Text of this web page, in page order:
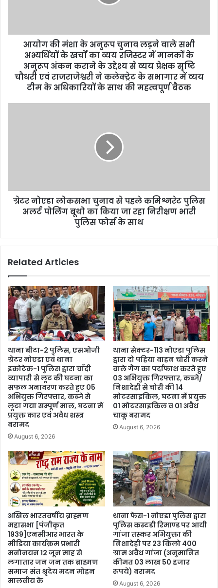
आयोग की मंशा के अनुरूप चुनाव लड़ने वाले सभी
अभ्यर्थियों के खर्चों का व्यय रजिस्टर में मानकों के
अनुरूप अंकन कराने के उद्देश्य से व्यय प्रेक्षक सृष्टि
चौधरी एवं राजराजेश्वरी ने कलेक्ट्रेट के सभागार में व्यय
टीम के अधिकारियों के साथ की महत्वपूर्ण बैठक
ग्रेटर नोएडा लोकसभा चुनाव से पहले कमिश्नरेट पुलिस
अलर्ट पोलिंग बूथो का किया जा रहा निरीक्षण भारी
पुलिस फोर्स के साथ
Related Articles
थाना बीटा-2 पुलिस, एसओजी
ग्रेटर नोएडा एवं थाना
इकोटेक-1 पुलिस द्वारा चाँदी
व्यापारी से लूट की घटना का
सफल अनावरण करते हुए 05
अभियुक्त गिरफ्तार, कब्जे से
लूटा गया सम्पूर्ण माल, घटना में
प्रयुक्त कार एवं अवैध शस्त्र
बरामद
August 6, 2026
थाना सेक्टर-113 नोएडा पुलिस
द्वारा दो पहिया वाहन चोरी करने
वाले गैंग का पर्दाफाश करते हुए
03 अभियुक्त गिरफ्तार, कब्जे/
निशादेही से चोरी की 14
मोटरसाइकिल, घटना में प्रयुक्त
01 मोटरसाइकिल व 01 अवैध
चाकू बरामद
August 6, 2026
अखिल भारतवर्षीय ब्राह्मण
महासभा [पंजीकृत
1939]एनसीआर भारत के
मीडिया कार्यक्रम प्रभारी
मनोनयन 12 जून माह से
लगातार जन जन तक ब्राह्मण
समाज संत श्रृदेय मदन मोहन
मालवीय के
थाना फेस-1 नोएडा पुलिस द्वारा
पुलिस कस्टडी रिमाण्ड पर आयी
गांजा तस्कर अभियुक्ता की
निशादेही पर 23 किलो 400
ग्राम अवैध गांजा (अनुमानित
कीमत 03 लाख 50 हजार
रुपये) बरामद
August 6, 2026